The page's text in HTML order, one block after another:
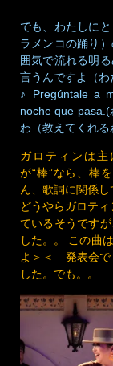
でも、わたしに
ラメンコの踊り
囲気で流れる明
言うんですよ（わ
♪ Pregúntale a
noche que
わ（教えてくれる
ガロティンは
が“棒”なら、棒
ん、歌詞に関係し
どうやらガロテ
ているそうです
した。。 この曲
よ＞＜ 発表会で
した。でも。。